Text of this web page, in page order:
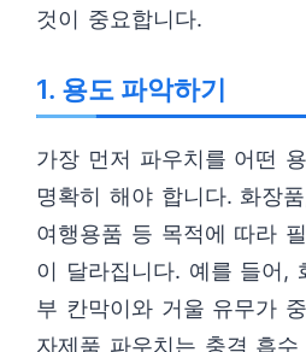
것이 중요합니다.
1. 용도 파악하기
가장 먼저 파우치를 어떤
명확히 해야 합니다. 화장
여행용품 등 목적에 따라
이 달라집니다. 예를 들어,
부 칸막이와 거울 유무가
자제품 파우치는 충격 흡